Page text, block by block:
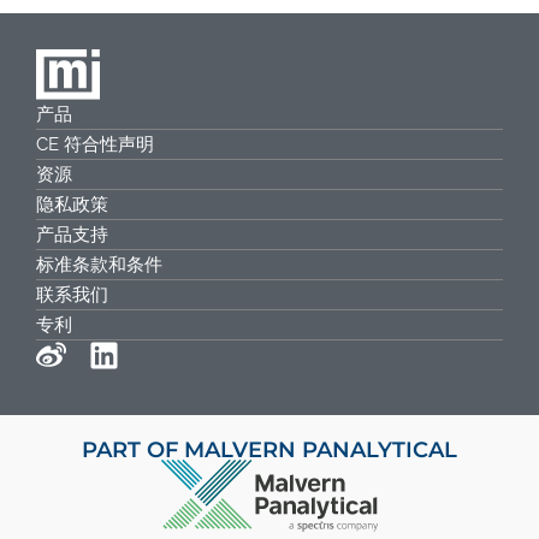
产品
CE 符合性声明
资源
隐私政策
产品支持
标准条款和条件
联系我们
专利
PART OF MALVERN PANALYTICAL